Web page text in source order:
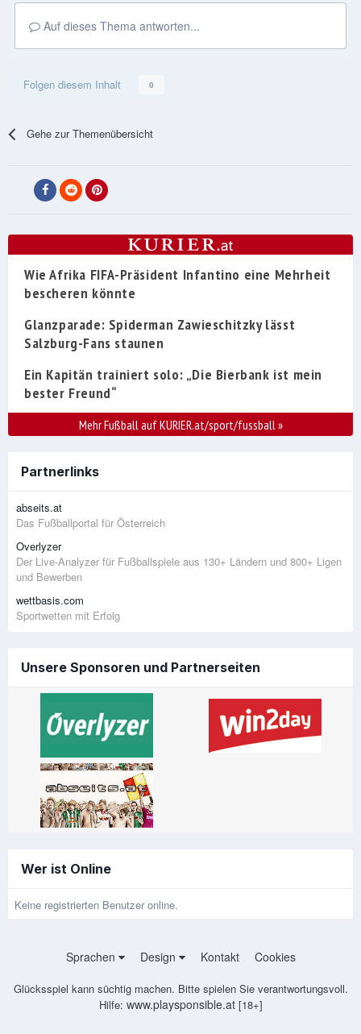
Auf dieses Thema antworten...
Folgen diesem Inhalt 0
Gehe zur Themenübersicht
Wie Afrika FIFA-Präsident Infantino eine Mehrheit
bescheren könnte
Glanzparade: Spiderman Zawieschitzky lässt
Salzburg-Fans staunen
Ein Kapitän trainiert solo: „Die Bierbank ist mein
bester Freund“
Mehr Fußball auf KURIER.at/sport/fussball»
Partnerlinks
abseits.at
Das Fußballportal für Österreich
Overlyzer
Der Live-Analyzer für Fußballspiele aus 130+ Ländern und 800+ Ligen
und Bewerben
wettbasis.com
Sportwetten mit Erfolg
Unsere Sponsoren und Partnerseiten
Wer ist Online
Keine registrierten Benutzer online.
Sprachen Design Kontakt Cookies
Glücksspiel kann süchtig machen. Bitte spielen Sie verantwortungsvoll.
Hilfe: www.playsponsible.at[18+]